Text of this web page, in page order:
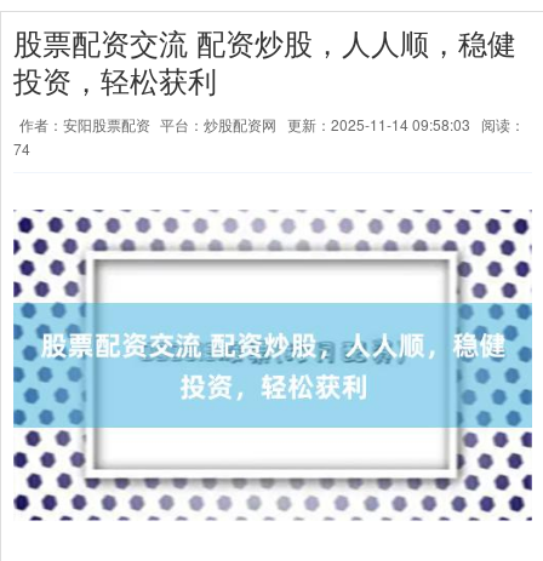
股票配资交流 配资炒股，人人顺，稳健
投资，轻松获利
作者：安阳股票配资 平台：炒股配资网 更新：2025-11-14 09:58:03
阅读：
74